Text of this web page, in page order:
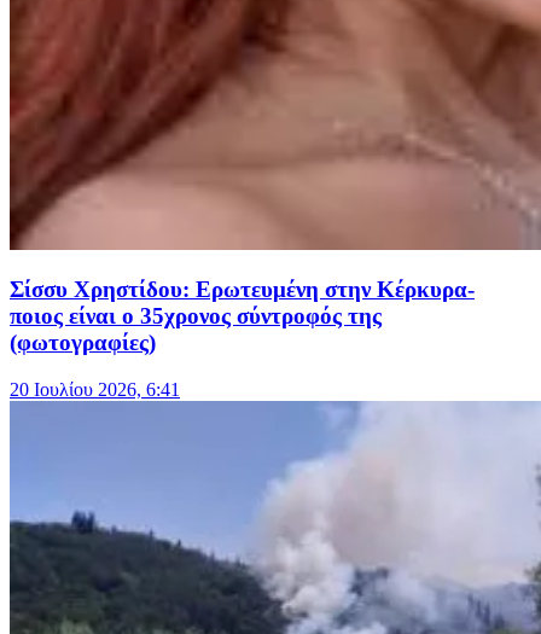
Σίσσυ Χρηστίδου: Ερωτευμένη στην Κέρκυρα-
ποιος είναι ο 35χρονος σύντροφός της
(φωτογραφίες)
20 Ιουλίου 2026, 6:41